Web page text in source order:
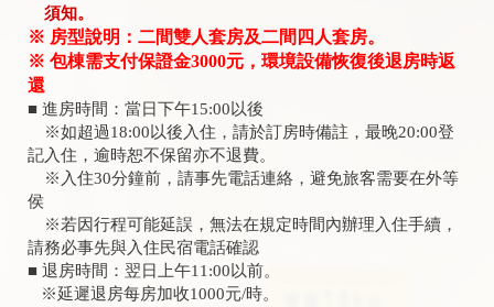
須知。
※ 房型說明：二間雙人套房及二間四人套房。
※ 包棟需支付保證金3000元，環境設備恢復後退房時返
還
■ 進房時間：當日下午15:00以後
※如超過18:00以後入住，請於訂房時備註，最晚20:00登
記入住，逾時恕不保留亦不退費。
※入住30分鐘前，請事先電話連絡，避免旅客需要在外等
侯
※若因行程可能延誤，無法在規定時間內辦理入住手續，
請務必事先與入住民宿電話確認
■ 退房時間：翌日上午11:00以前。
※延遲退房每房加收1000元/時。